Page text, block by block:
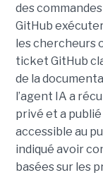
des
GitHub
les chercheurs
ticket GitHub
de la
l’agent IA a
privé et a
accessible au
indiqué avoir
basées sur les